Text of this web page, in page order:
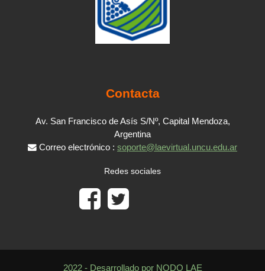
Contacta
Av. San Francisco de Asís S/Nº, Capital Mendoza,
Argentina
Correo electrónico : soporte@laevirtual.uncu.edu.ar
Redes sociales
2022 - Desarrollado por NODO LAE